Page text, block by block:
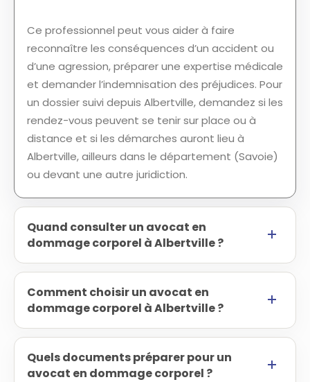
Ce professionnel peut vous aider à faire
reconnaître les conséquences d’un accident ou
d’une agression, préparer une expertise médicale
et demander l’indemnisation des préjudices. Pour
un dossier suivi depuis Albertville, demandez si les
rendez-vous peuvent se tenir sur place ou à
distance et si les démarches auront lieu à
Albertville, ailleurs dans le département (Savoie)
ou devant une autre juridiction.
Quand consulter un avocat en
dommage corporel à Albertville ?
Comment choisir un avocat en
dommage corporel à Albertville ?
Quels documents préparer pour un
avocat en dommage corporel ?